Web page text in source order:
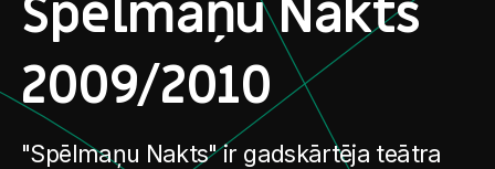
Spēlmaņu Nakts
2009/2010
"Spēlmaņu Nakts" ir gadskārtēja teātra